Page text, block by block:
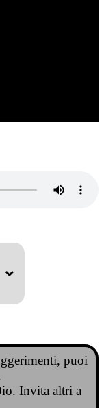
puoi
Invita altri a